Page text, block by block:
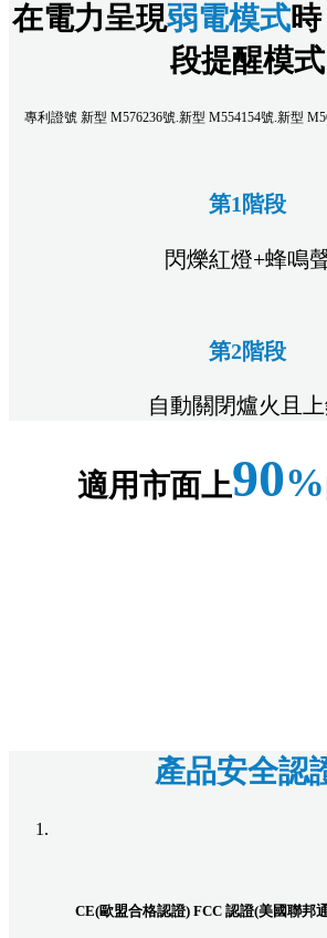
在電力呈現弱電模式
段提醒模式
專利證號 新型 M576236號.新型 M554154號.新型
第1階段
閃爍紅燈+蜂鳴
第2階段
自動關閉爐火且
適用市面上90%
產品安全認
CE(歐盟合格認證) FCC 認證(美國聯邦